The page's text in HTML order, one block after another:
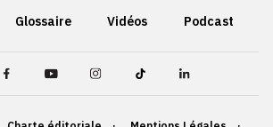
Glossaire Vidéos Podcast